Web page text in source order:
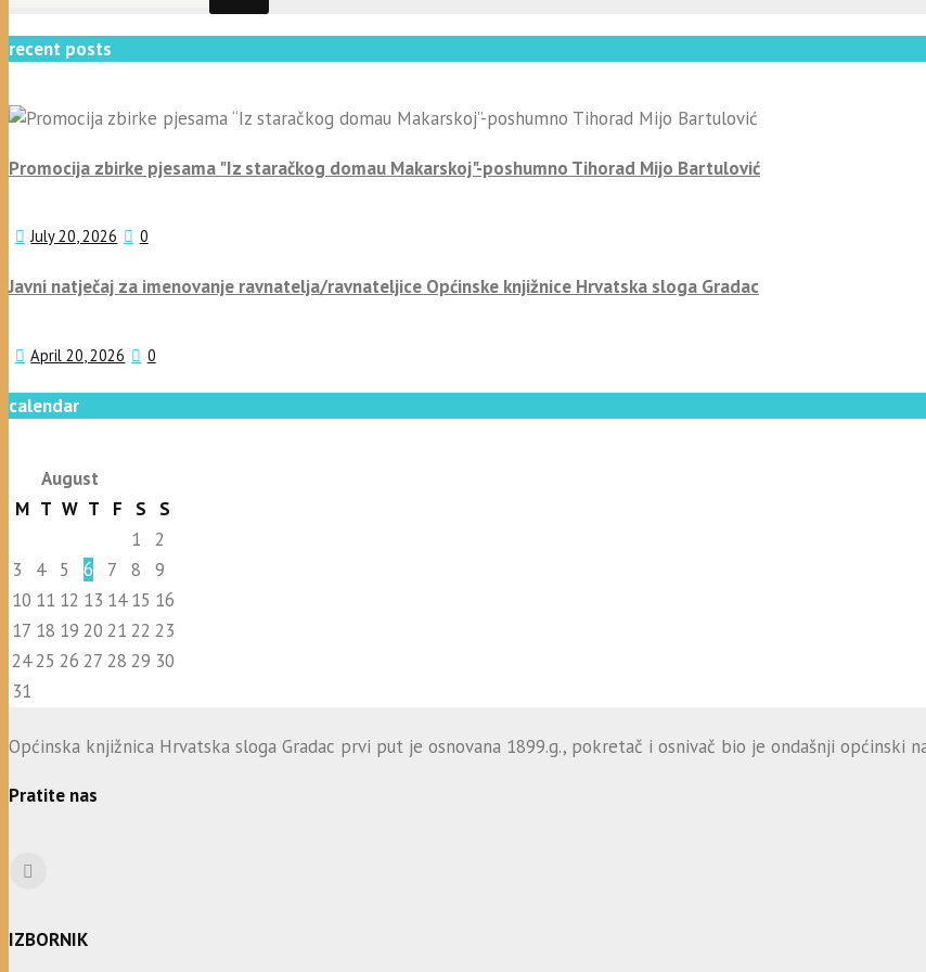
recent posts
Promocija zbirke pjesama "Iz staračkog domau Makarskoj"-poshumno Tihorad Mijo Bartulović
July 20, 2026 0
Javni natječaj za imenovanje ravnatelja/ravnateljice Općinske knjižnice Hrvatska sloga Gradac
April 20, 2026 0
calendar
August
M T W T F S
S
1
2
3
4 5 6 7 8
9
10 11 12 13 14 15 16
17 18 19 20 21 22 23
2425 26 27 28 29 30
31
Općinska knjižnica Hrvatska sloga Gradac prvi put je osnovana 1899.g., pokretač i osnivač bio je ondašnji općinski
Pratite nas
IZBORNIK